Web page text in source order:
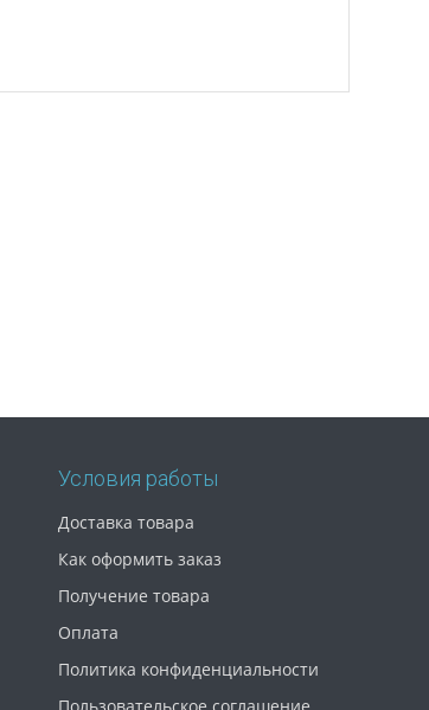
Условия работы
Доставка товара
Как оформить заказ
Получение товара
Оплата
Политика конфиденциальности